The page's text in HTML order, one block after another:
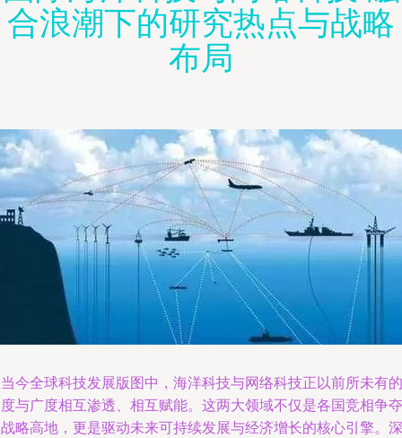
合浪潮下的研究热点与战略
布局
今全球科技发展版图中，海洋科技与网络科技正以前所未有的
与广度相互渗透、相互赋能。这两大领域不仅是各国竞相争夺
略高地，更是驱动未来可持续发展与经济增长的核心引擎。深